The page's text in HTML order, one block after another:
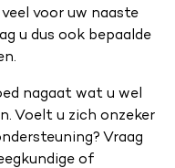
veel voor uw naaste
u dus ook bepaalde
nagaat wat u wel
Voelt u zich onzeker
Vraag
of